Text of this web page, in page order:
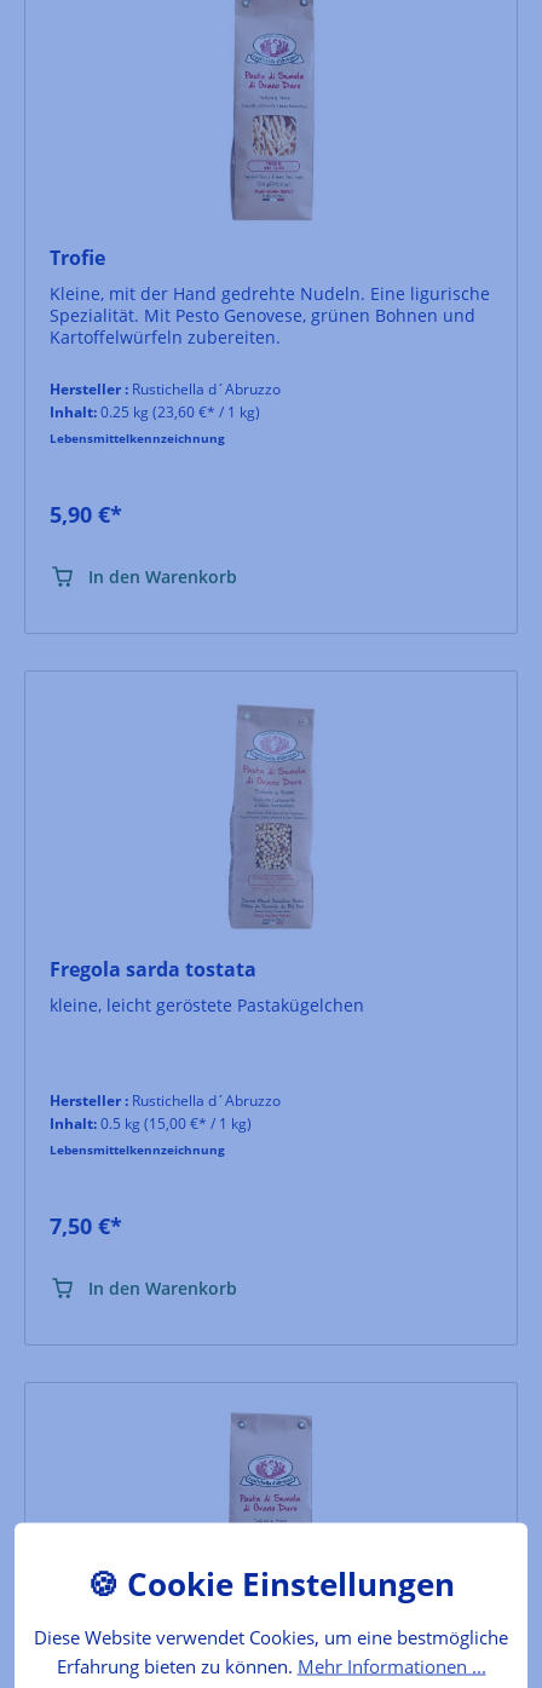
Trofie
Kleine, mit der Hand gedrehte Nudeln. Eine ligurische
Spezialität. Mit Pesto Genovese, grünen Bohnen und
Kartoffelwürfeln zubereiten.
Hersteller : Rustichella d´Abruzzo
Inhalt:0.25 kg (23,60 €* / 1 kg)
Lebensmittelkennzeichnung
5,90 €*
In den Warenkorb
Fregola sarda tostata
kleine, leicht geröstete Pastakügelchen
Hersteller : Rustichella d´Abruzzo
Inhalt:0.5 kg (15,00 €* / 1 kg)
Lebensmittelkennzeichnung
7,50 €*
In den Warenkorb
Orzo pasta
Diese Website verwendet Cookies, um eine bestmögliche
Erfahrung bieten zu können. Mehr Informationen ...